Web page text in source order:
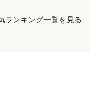
ランキング一覧を見る